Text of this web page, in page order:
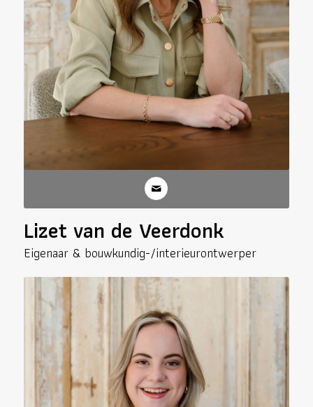
Lizet van de Veerdonk
Eigenaar & bouwkundig-/interieurontwerper